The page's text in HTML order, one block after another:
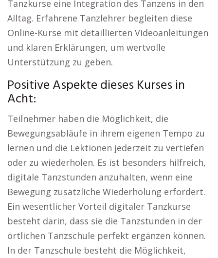
Tanzkurse eine Integration des Tanzens in den
Alltag. Erfahrene Tanzlehrer begleiten diese
Online-Kurse mit detaillierten Videoanleitungen
und klaren Erklärungen, um wertvolle
Unterstützung zu geben.
Positive Aspekte dieses Kurses in
Acht:
Teilnehmer haben die Möglichkeit, die
Bewegungsabläufe in ihrem eigenen Tempo zu
lernen und die Lektionen jederzeit zu vertiefen
oder zu wiederholen. Es ist besonders hilfreich,
digitale Tanzstunden anzuhalten, wenn eine
Bewegung zusätzliche Wiederholung erfordert.
Ein wesentlicher Vorteil digitaler Tanzkurse
besteht darin, dass sie die Tanzstunden in der
örtlichen Tanzschule perfekt ergänzen können.
In der Tanzschule besteht die Möglichkeit,